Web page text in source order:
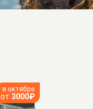
в октябре
от 3000₽